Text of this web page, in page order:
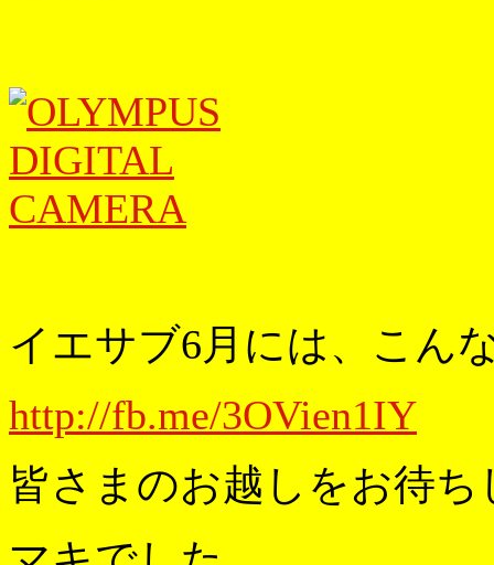
イエサブ6月には、こん
http://fb.me/3OVien1IY
皆さまのお越しをお待